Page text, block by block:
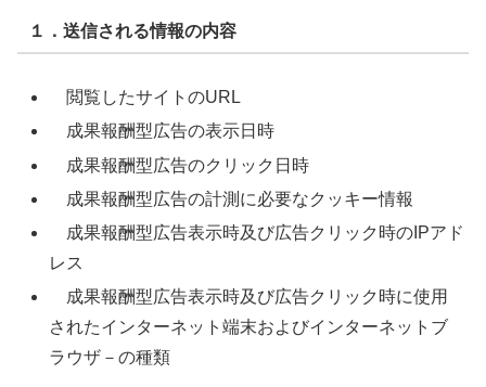
１．送信される情報の内容
閲覧したサイトのURL
成果報酬型広告の表示日時
成果報酬型広告のクリック日時
成果報酬型広告の計測に必要なクッキー情報
成果報酬型広告表示時及び広告クリック時のIPアド
レス
成果報酬型広告表示時及び広告クリック時に使用
されたインターネット端末およびインターネットブ
ラウザ－の種類